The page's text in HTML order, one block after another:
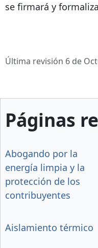
se firmará y
Última revisión 6 de
Páginas
Abogando por la
energía limpia y la
protección de los
contribuyentes
Aislamiento térmico